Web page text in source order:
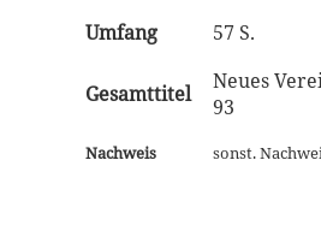
Umfang
57 S.
Gesamttitel
Neues
93
Nachweis sonst.